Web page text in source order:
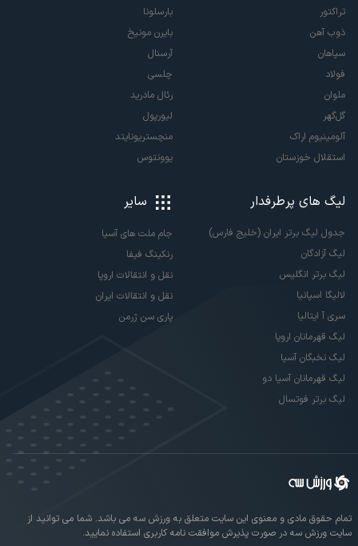
تراکتور
ذوب آهن
سپاهان
فولاد
ملوان
گل‌گهر
آلومینیوم اراک
استقلال خوزستان
بارسلونا
بایرن مونیخ
آرسنال
چلسی
رئال مادرید
لیورپول
منچستریونایتد
یوونتوس
لیگ های پرطرفدار
جدول لیگ برتر ایران (خلیج فارس)
لیگ آزادگان
لیگ برتر انگلیس
لالیگا اسپانیا
سری آ ایتالیا
لیگ قهرمانان اروپا
لیگ نخبگان آسیا
لیگ قهرمانان آسیا دو
لیگ برتر فوتسال
سایر
جام ملت های آسیا
رنکینگ فیفا
نقل و انتقالات اروپا
نقل و انتقالات ایران
پاری سن ژرمن
تمام حقوق مادی و معنوی این سایت متعلق به ورزش سه می باشد. شما می توانید از
سایت ورزش سه در صورت پذیرش موافقت نامه کاربری استفاده نمایید.